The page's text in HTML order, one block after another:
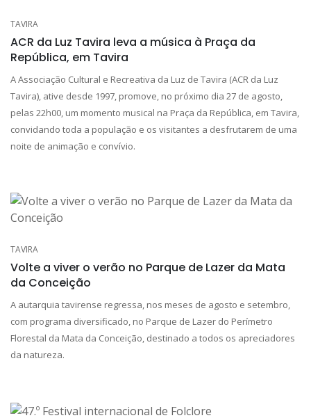
TAVIRA
ACR da Luz Tavira leva a música à Praça da
República, em Tavira
A Associação Cultural e Recreativa da Luz de Tavira (ACR da Luz
Tavira), ative desde 1997, promove, no próximo dia 27 de agosto,
pelas 22h00, um momento musical na Praça da República, em Tavira,
convidando toda a população e os visitantes a desfrutarem de uma
noite de animação e convívio.
TAVIRA
Volte a viver o verão no Parque de Lazer da Mata
da Conceição
A autarquia tavirense regressa, nos meses de agosto e setembro,
com programa diversificado, no Parque de Lazer do Perímetro
Florestal da Mata da Conceição, destinado a todos os apreciadores
da natureza.